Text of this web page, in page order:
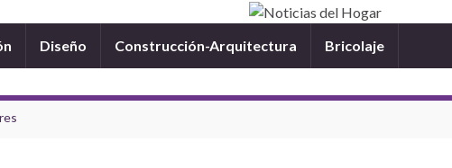
Diseño Construcción-Arquitectura Bricolaje